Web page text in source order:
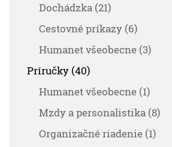
Dochádzka (21)
Cestovné príkazy (6)
Humanet všeobecne (3)
Príručky (40)
Humanet všeobecne (1)
Mzdy a personalistika (8)
Organizačné riadenie (1)